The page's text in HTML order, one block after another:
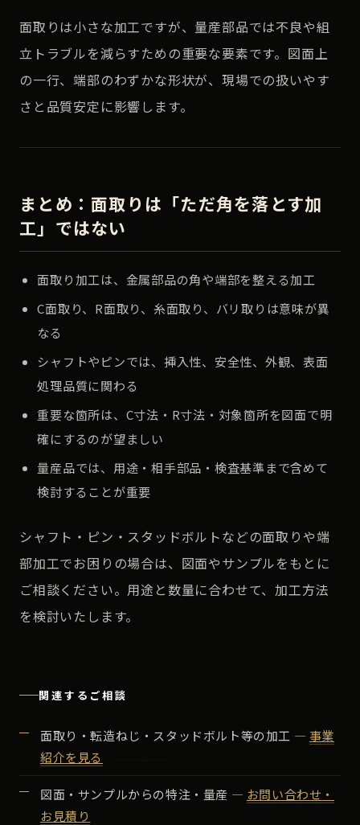
面取りは小さな加工ですが、量産部品では不良や組
立トラブルを減らすための重要な要素です。図面上
の一行、端部のわずかな形状が、現場での扱いやす
さと品質安定に影響します。
まとめ：面取りは「ただ角を落とす加
工」ではない
面取り加工は、金属部品の角や端部を整える加工
C面取り、R面取り、糸面取り、バリ取りは意味が異
なる
シャフトやピンでは、挿入性、安全性、外観、表面
処理品質に関わる
重要な箇所は、C寸法・R寸法・対象箇所を図面で明
確にするのが望ましい
量産品では、用途・相手部品・検査基準まで含めて
検討することが重要
シャフト・ピン・スタッドボルトなどの面取りや端
部加工でお困りの場合は、図面やサンプルをもとに
ご相談ください。用途と数量に合わせて、加工方法
を検討いたします。
関連するご相談
面取り・転造ねじ・スタッドボルト等の加工 ― 事業
紹介を見る
図面・サンプルからの特注・量産 ― お問い合わせ・
お見積り